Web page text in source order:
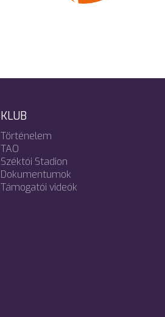
KLUB
Történelem
TAO
Széktói Stadion
Dokumentumok
Támogatói videók